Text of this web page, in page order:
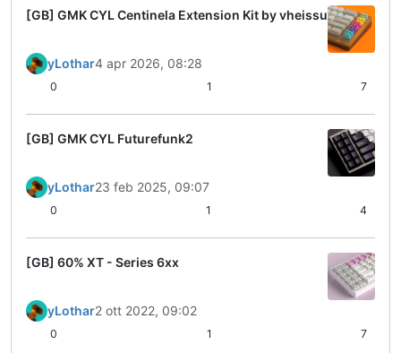
[GB] GMK CYL Centinela Extension Kit by vheissu
yLothar4 apr 2026, 08:28
0 1 7
[GB] GMK CYL Futurefunk2
yLothar23 feb 2025, 09:07
0 1 4
[GB] 60% XT - Series 6xx
yLothar2 ott 2022, 09:02
0 1 7